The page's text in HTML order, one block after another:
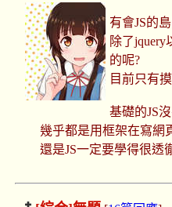
有會JS的
除了
的呢?
目前只有
基礎的JS
幾乎都是用框架在寫網
還是JS一定要學得很透